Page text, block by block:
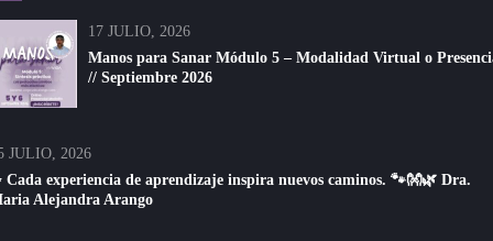
17 JULIO, 2026
Manos para Sanar Módulo 5 – Modalidad Virtual o
// Septiembre 2026
JULIO, 2026
Cada experiencia de aprendizaje inspira nuevos caminos. 🐾👐🌿 Dra.
Alejandra Arango